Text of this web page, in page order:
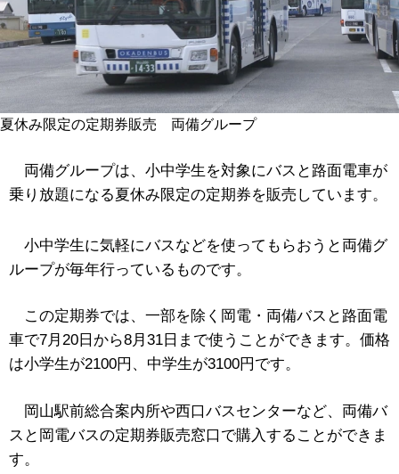
夏休み限定の定期券販売 両備グループ
両備グループは、小中学生を対象にバスと路面電車が
乗り放題になる夏休み限定の定期券を販売しています。
小中学生に気軽にバスなどを使ってもらおうと両備グ
ループが毎年行っているものです。
この定期券では、一部を除く岡電・両備バスと路面電
車で7月20日から8月31日まで使うことができます。価格
は小学生が2100円、中学生が3100円です。
岡山駅前総合案内所や西口バスセンターなど、両備バ
スと岡電バスの定期券販売窓口で購入することができま
す。